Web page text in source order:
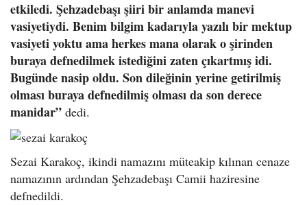
etkiledi. Şehzadebaşı şiiri bir anlamda manevi
vasiyetiydi. Benim bilgim kadarıyla yazılı bir mektup
vasiyeti yoktu ama herkes mana olarak o şirinden
buraya defnedilmek istediğini zaten çıkartmış idi.
Bugünde nasip oldu. Son dileğinin yerine getirilmiş
olması buraya defnedilmiş olması da son derece
manidar” dedi.
Sezai Karakoç, ikindi namazını müteakip kılınan cenaze
namazının ardından Şehzadebaşı Camii haziresine
defnedildi.